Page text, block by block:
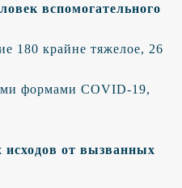
вспомогательного
180 крайне тяжелое, 26
формами COVID-19,
от вызванных